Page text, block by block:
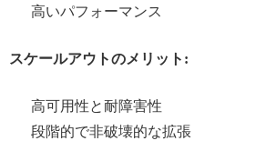
高いパフォーマンス
スケールアウトのメリット:
高可用性と耐障害性
段階的で非破壊的な拡張